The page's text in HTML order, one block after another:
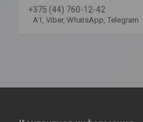
+375 (44) 760-12-42
А1, Viber, WhatsApp, Telegram